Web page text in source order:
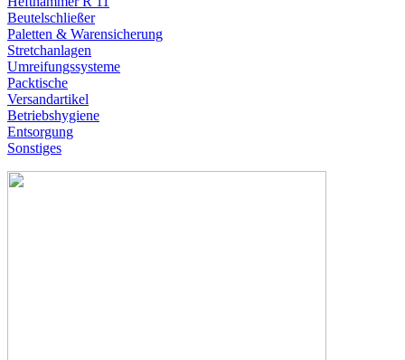
Beutelschließer
Paletten & Warensicherung
Stretchanlagen
Umreifungssysteme
Packtische
Versandartikel
Betriebshygiene
Entsorgung
Sonstiges